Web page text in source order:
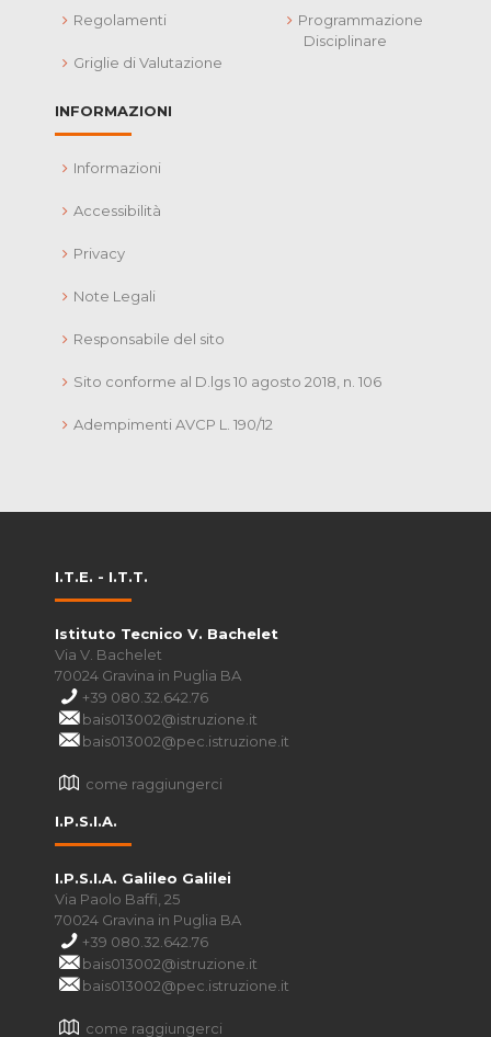
Regolamenti
Griglie di Valutazione
Programmazione
Disciplinare
INFORMAZIONI
Informazioni
Accessibilità
Privacy
Note Legali
Responsabile del sito
Sito conforme al D.lgs 10 agosto 2018, n. 106
Adempimenti AVCP L. 190/12
I.T.E. - I.T.T.
Istituto Tecnico V. Bachelet
Via V. Bachelet
70024 Gravina in Puglia BA
+39 080.32.642.76
bais013002@istruzione.it
bais013002@pec.istruzione.it
come raggiungerci
I.P.S.I.A.
I.P.S.I.A. Galileo Galilei
Via Paolo Baffi, 25
70024 Gravina in Puglia BA
+39 080.32.642.76
bais013002@istruzione.it
bais013002@pec.istruzione.it
come raggiungerci